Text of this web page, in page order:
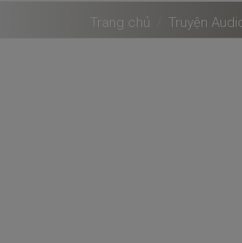
Trang chủ Truyện